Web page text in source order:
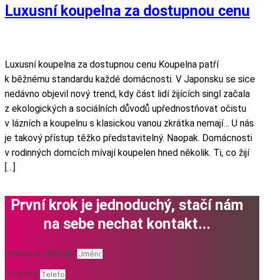
Luxusní koupelna za dostupnou cenu
Luxusní koupelna za dostupnou cenu Koupelna patří
k běžnému standardu každé domácnosti. V Japonsku se sice
nedávno objevil nový trend, kdy část lidí žijících singl začala
z ekologických a sociálních důvodů upřednostňovat očistu
v lázních a koupelnu s klasickou vanou zkrátka nemají… U nás
je takový přístup těžko představitelný. Naopak. Domácnosti
v rodinných domcích mívají koupelen hned několik. Ti, co žijí
[…]
První krok je jednoduchý, stačí nám
na sebe nechat kontakt...
Jméno a příjmení
Telefon